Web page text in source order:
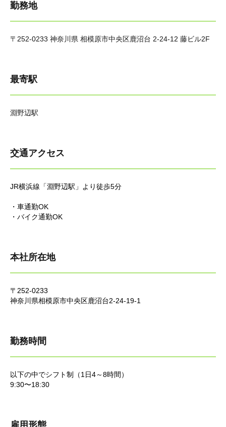
勤務地
〒252-0233 神奈川県 相模原市中央区鹿沼台 2-24-12 藤ビル2F
最寄駅
淵野辺駅
交通アクセス
JR横浜線「淵野辺駅」より徒歩5分
・車通勤OK
・バイク通勤OK
本社所在地
〒252-0233
神奈川県相模原市中央区鹿沼台2-24-19-1
勤務時間
以下の中でシフト制（1日4～8時間）
9:30〜18:30
雇用形態